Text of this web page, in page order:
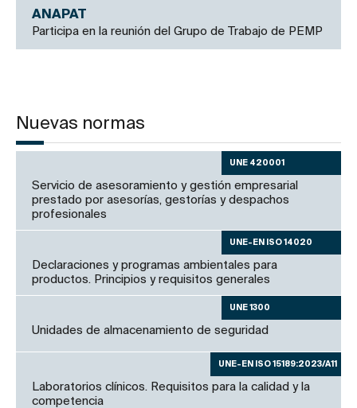
ANAPAT
Participa en la reunión del Grupo de Trabajo de PEMP
Nuevas normas
UNE 420001
Servicio de asesoramiento y gestión empresarial
prestado por asesorías, gestorías y despachos
profesionales
UNE-EN ISO 14020
Declaraciones y programas ambientales para
productos. Principios y requisitos generales
UNE 1300
Unidades de almacenamiento de seguridad
UNE-EN ISO 15189:2023/A11
Laboratorios clínicos. Requisitos para la calidad y la
competencia